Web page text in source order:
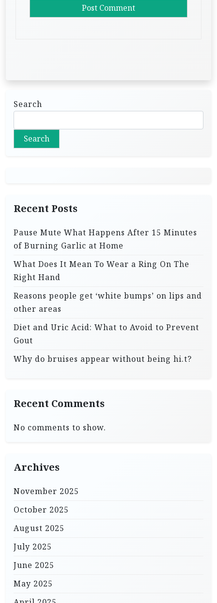
Search
Search
Recent Posts
Pause Mute What Happens After 15 Minutes
of Burning Garlic at Home
What Does It Mean To Wear a Ring On The
Right Hand
Reasons people get ‘white bumps’ on lips and
other areas
Diet and Uric Acid: What to Avoid to Prevent
Gout
Why do bruises appear without being hi.t?
Recent Comments
No comments to show.
Archives
November 2025
October 2025
August 2025
July 2025
June 2025
May 2025